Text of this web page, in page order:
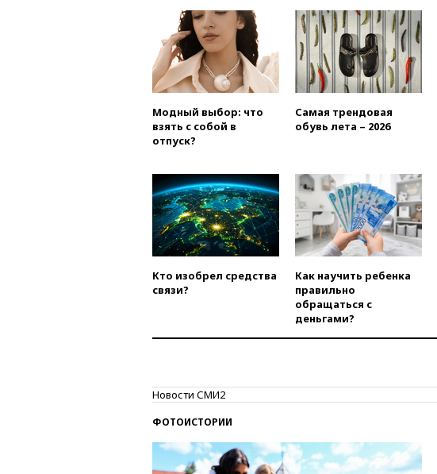
Модный выбор: что
взять с собой в
отпуск?
Самая трендовая
обувь лета – 2026
Кто изобрел средства
связи?
Как научить ребенка
правильно
обращаться с
деньгами?
Новости СМИ2
ФОТОИСТОРИИ